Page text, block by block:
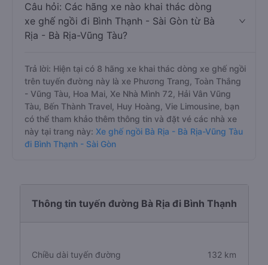
Câu hỏi: Các hãng xe nào khai thác dòng
xe ghế ngồi đi Bình Thạnh - Sài Gòn từ Bà
Rịa - Bà Rịa-Vũng Tàu?
Trả lời: Hiện tại có 8 hãng xe khai thác dòng xe ghế ngồi
trên tuyến đường này là xe Phương Trang, Toàn Thắng
- Vũng Tàu, Hoa Mai, Xe Nhà Mình 72, Hải Vân Vũng
Tàu, Bến Thành Travel, Huy Hoàng, Vie Limousine, bạn
có thể tham khảo thêm thông tin và đặt vé các nhà xe
này tại trang này: Xe ghế ngồi Bà Rịa - Bà Rịa-Vũng Tàu
đi Bình Thạnh - Sài Gòn
Thông tin tuyến đường Bà Rịa đi Bình Thạnh
Chiều dài tuyến đường 132 km